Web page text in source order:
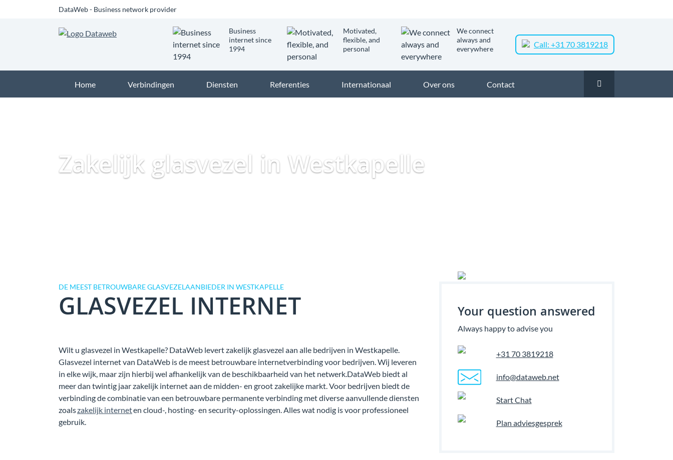
DataWeb - Business network provider
Business
internet since
1994
Motivated,
flexible, and
personal
We connect
always and
everywhere
Call: +31 70 3819218
Home Verbindingen Diensten Referenties Internationaal Over ons Contact
Zakelijk glasvezel in Westkapelle
DE MEEST BETROUWBARE GLASVEZELAANBIEDER IN WESTKAPELLE
GLASVEZEL INTERNET
Wilt u glasvezel in Westkapelle? DataWeb levert zakelijk glasvezel aan alle bedrijven in Westkapelle.
Glasvezel internet van DataWeb is de meest betrouwbare internetverbinding voor bedrijven. Wij leveren
in elke wijk, maar zijn hierbij wel afhankelijk van de beschikbaarheid van het netwerk.DataWeb biedt al
meer dan twintig jaar zakelijk internet aan de midden- en groot zakelijke markt. Voor bedrijven biedt de
verbinding de combinatie van een betrouwbare permanente verbinding met diverse aanvullende diensten
zoalszakelijk interneten cloud-, hosting- en security-oplossingen. Alles wat nodig is voor professioneel
gebruik.
Your question answered
Always happy to advise you
+31 70 3819218
info@dataweb.net
Start Chat
Plan adviesgesprek